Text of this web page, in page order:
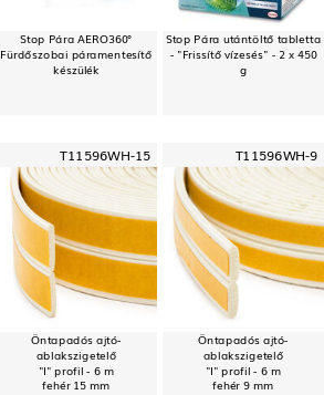
Stop Pára AERO360°
Fürdőszobai páramentesítő
készülék
Stop Pára utántöltő tabletta
- "Frissítő vízesés" - 2 x 450
g
T11596WH-15
Öntapadós ajtó-
ablakszigetelő
"I" profil - 6 m
fehér 15 mm
T11596WH-9
Öntapadós ajtó-
ablakszigetelő
"I" profil - 6 m
fehér 9 mm